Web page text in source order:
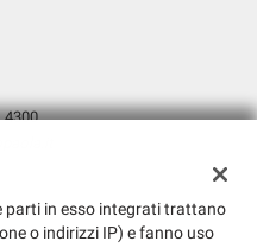
4300
parti in esso integrati trattano
o indirizzi IP) e fanno uso